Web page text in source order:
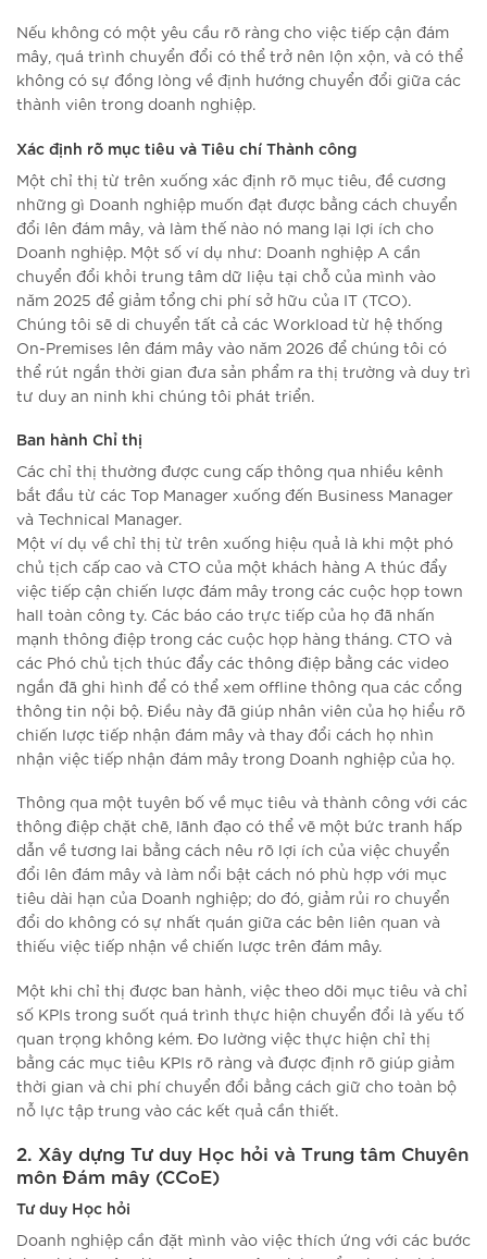
Nếu không có một yêu cầu rõ ràng cho việc tiếp cận đám
mây, quá trình chuyển đổi có thể trở nên lộn xộn, và có thể
không có sự đồng lòng về định hướng chuyển đổi giữa các
thành viên trong doanh nghiệp.
Xác định rõ mục tiêu và Tiêu chí Thành công
Một chỉ thị từ trên xuống xác định rõ mục tiêu, đề cương
những gì Doanh nghiệp muốn đạt được bằng cách chuyển
đổi lên đám mây, và làm thế nào nó mang lại lợi ích cho
Doanh nghiệp. Một số ví dụ như: Doanh nghiệp A cần
chuyển đổi khỏi trung tâm dữ liệu tại chỗ của mình vào
năm 2025 để giảm tổng chi phí sở hữu của IT (TCO).
Chúng tôi sẽ di chuyển tất cả các Workload từ hệ thống
On-Premises lên đám mây vào năm 2026 để chúng tôi có
thể rút ngắn thời gian đưa sản phẩm ra thị trường và duy trì
tư duy an ninh khi chúng tôi phát triển.
Ban hành Chỉ thị
Các chỉ thị thường được cung cấp thông qua nhiều kênh
bắt đầu từ các Top Manager xuống đến Business Manager
và Technical Manager.
Một ví dụ về chỉ thị từ trên xuống hiệu quả là khi một phó
chủ tịch cấp cao và CTO của một khách hàng A thúc đẩy
việc tiếp cận chiến lược đám mây trong các cuộc họp town
hall toàn công ty. Các báo cáo trực tiếp của họ đã nhấn
mạnh thông điệp trong các cuộc họp hàng tháng. CTO và
các Phó chủ tịch thúc đẩy các thông điệp bằng các video
ngắn đã ghi hình để có thể xem offline thông qua các cổng
thông tin nội bộ. Điều này đã giúp nhân viên của họ hiểu rõ
chiến lược tiếp nhận đám mây và thay đổi cách họ nhìn
nhận việc tiếp nhận đám mây trong Doanh nghiệp của họ.
Thông qua một tuyên bố về mục tiêu và thành công với các
thông điệp chặt chẽ, lãnh đạo có thể vẽ một bức tranh hấp
dẫn về tương lai bằng cách nêu rõ lợi ích của việc chuyển
đổi lên đám mây và làm nổi bật cách nó phù hợp với mục
tiêu dài hạn của Doanh nghiệp; do đó, giảm rủi ro chuyển
đổi do không có sự nhất quán giữa các bên liên quan và
thiếu việc tiếp nhận về chiến lược trên đám mây.
Một khi chỉ thị được ban hành, việc theo dõi mục tiêu và chỉ
số KPIs trong suốt quá trình thực hiện chuyển đổi là yếu tố
quan trọng không kém. Đo lường việc thực hiện chỉ thị
bằng các mục tiêu KPIs rõ ràng và được định rõ giúp giảm
thời gian và chi phí chuyển đổi bằng cách giữ cho toàn bộ
nỗ lực tập trung vào các kết quả cần thiết.
2. Xây dựng Tư duy Học hỏi và Trung tâm Chuyên
môn Đám mây (CCoE)
Tư duy Học hỏi
Doanh nghiệp cần đặt mình vào việc thích ứng với các bước